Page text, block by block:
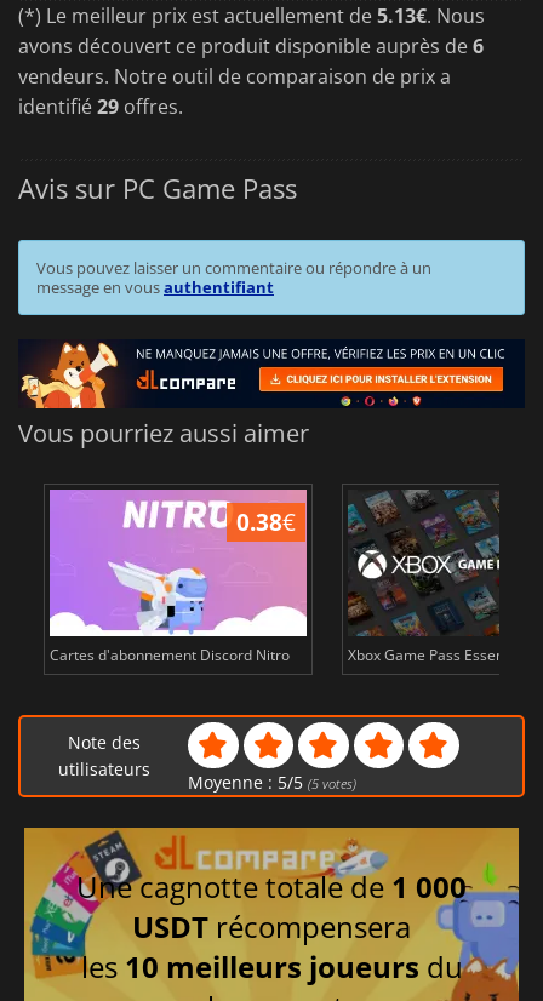
(*) Le meilleur prix est actuellement de5.13€. Nous
avons découvert ce produit disponible auprès de6
vendeurs. Notre outil de comparaison de prix a
identifié29 offres.
Avis sur PC Game Pass
Vous pouvez laisser un commentaire ou répondre à un
message en vousauthentifiant
Vous pourriez aussi aimer
0.38€
Cartes d'abonnement Discord Nitro Xbox Game Pass Essential
Note des
utilisateurs
Moyenne : 5/5 (5votes)
Une cagnotte totale de 1 000
USDT récompensera
les 10 meilleurs joueurs du